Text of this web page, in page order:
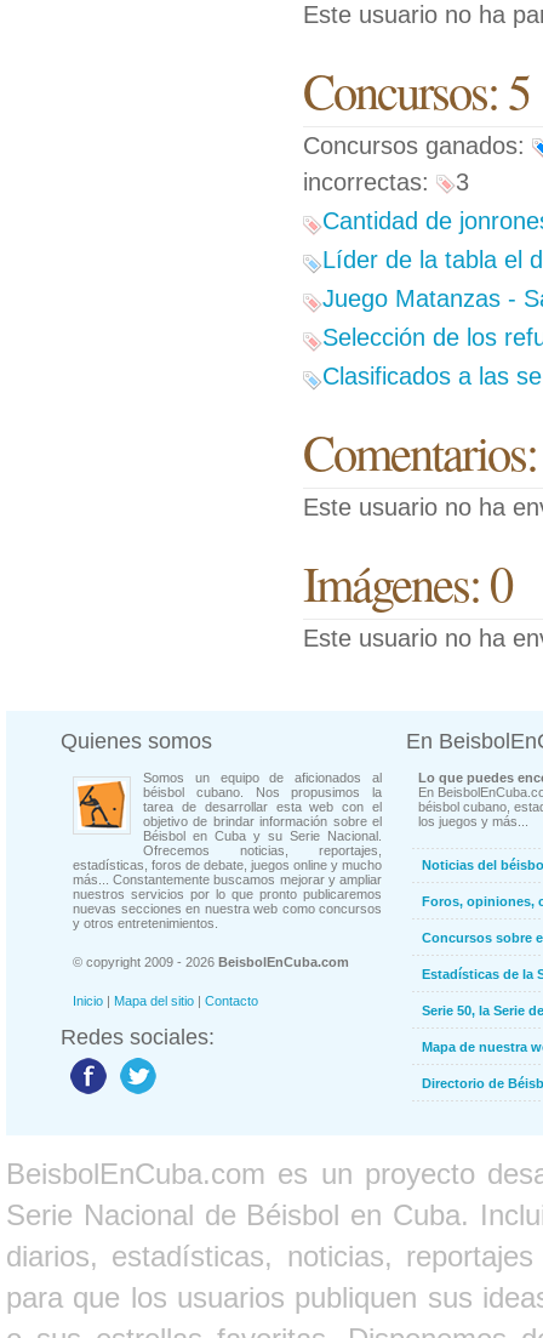
Este usuario no ha
Concursos: 5
Concursos ganados:
incorrectas:
3
Cantidad de
Líder de la tabla el
Juego Matanzas -
Selección de los
Clasificados a las
Este usuario no ha
Imágenes: 0
Este usuario no ha
Quienes somos
Somos un equipo de aficionados al
béisbol cubano. Nos propusimos la
tarea de desarrollar esta web con el
objetivo de brindar información sobre el
Béisbol en Cuba y su Serie Nacional.
Ofrecemos noticias, reportajes,
estadísticas, foros de debate, juegos online y mucho
más... Constantemente buscamos mejorar y ampliar
nuestros servicios por lo que pronto publicaremos
nuevas secciones en nuestra web como concursos
y otros entretenimientos.
© copyright 2009 - 2026 BeisbolEnCuba.com
Inicio | Mapa del sitio | Contacto
Redes sociales:
En
Lo que puedes
En
béisbol cubano,
los juegos y más...
Noticias del
Foros, opiniones,
Concursos sobre
Estadísticas de la
Serie 50, la Serie
Mapa de nuestra
Directorio de
BeisbolEnCuba.com es un proyecto
Serie Nacional de Béisbol en Cuba.
diarios, estadísticas, noticias,
para que los usuarios publiquen sus